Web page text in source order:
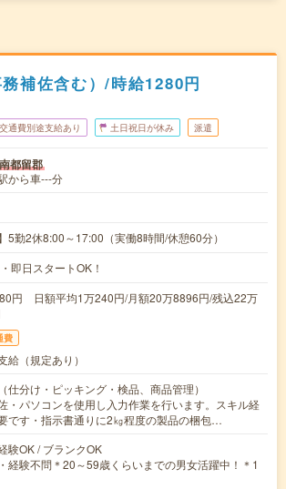
補佐含む）/時給1280円
交通費別途支給あり 土日祝日が休み 派遣
都留郡
から車---分
5勤2休8:00～17:00（実働8時間/休憩60分）
即日スタートOK！
円 日額平均1万240円/月額20万8896円/残込22万
費
給（規定あり）
仕分け・ピッキング・検品、商品管理）
・パソコンを使用し入力作業を行います。スキル経
です・指示書通りに2㎏程度の製品の梱包…
験OK / ブランクOK
経験不問＊20～59歳くらいまでの男女活躍中！＊1